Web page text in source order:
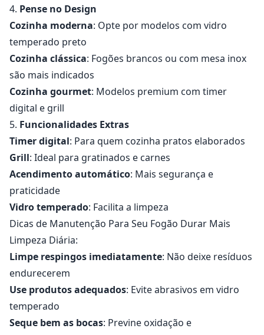
4. Pense no Design
Cozinha moderna: Opte por modelos com vidro
temperado preto
Cozinha clássica: Fogões brancos ou com mesa inox
são mais indicados
Cozinha gourmet: Modelos premium com timer
digital e grill
5. Funcionalidades Extras
Timer digital: Para quem cozinha pratos elaborados
Grill: Ideal para gratinados e carnes
Acendimento automático: Mais segurança e
praticidade
Vidro temperado: Facilita a limpeza
Dicas de Manutenção Para Seu Fogão Durar Mais
Limpeza Diária:
Limpe respingos imediatamente: Não deixe resíduos
endurecerem
Use produtos adequados: Evite abrasivos em vidro
temperado
Seque bem as bocas: Previne oxidação e